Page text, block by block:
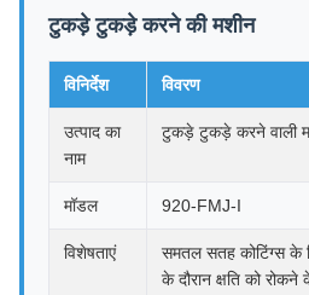
टुकड़े टुकड़े करने की मशीन
विनिर्देश विवरण
उत्पाद का
नाम
टुकड़े टुकड़े करने वाली
मॉडल 920-FMJ-I
विशेषताएं
समतल सतह कोटिंग्स के
के दौरान क्षति को